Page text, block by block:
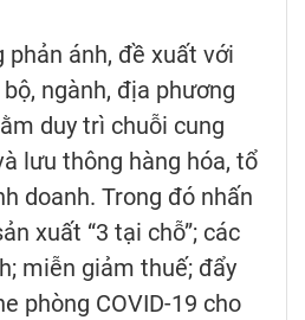
phản ánh, đề xuất với
ngành, địa phương
duy trì chuỗi cung
lưu thông hàng hóa, tổ
doanh. Trong đó nhấn
xuất “3 tại chỗ”; các
miễn giảm thuế; đẩy
phòng COVID-19 cho